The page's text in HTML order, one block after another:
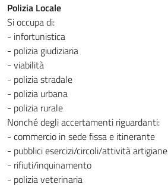
Polizia Locale
Si occupa di:
- infortunistica
- polizia giudiziaria
- viabilità
- polizia stradale
- polizia urbana
- polizia rurale
Nonché degli accertamenti riguardanti:
- commercio in sede fissa e itinerante
- pubblici esercizi/circoli/attività artigiane
- rifiuti/inquinamento
- polizia veterinaria